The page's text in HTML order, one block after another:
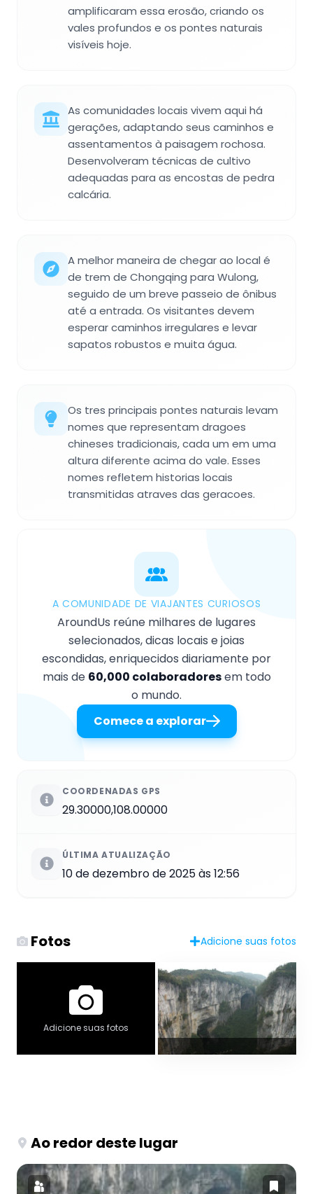
amplificaram essa erosão, criando os
vales profundos e os pontes naturais
visíveis hoje.
As comunidades locais vivem aqui há
gerações, adaptando seus caminhos e
assentamentos à paisagem rochosa.
Desenvolveram técnicas de cultivo
adequadas para as encostas de pedra
calcária.
A melhor maneira de chegar ao local é
de trem de Chongqing para Wulong,
seguido de um breve passeio de ônibus
até a entrada. Os visitantes devem
esperar caminhos irregulares e levar
sapatos robustos e muita água.
Os tres principais pontes naturais levam
nomes que representam dragoes
chineses tradicionais, cada um em uma
altura diferente acima do vale. Esses
nomes refletem historias locais
transmitidas atraves das geracoes.
A COMUNIDADE DE VIAJANTES CURIOSOS
AroundUs reúne milhares de lugares
selecionados, dicas locais e joias
escondidas, enriquecidos diariamente por
mais de 60,000 colaboradoresem todo
o mundo.
Comece a explorar
COORDENADAS GPS
29.30000,108.00000
ÚLTIMA ATUALIZAÇÃO
10 de dezembro de 2025 às 12:56
Fotos Adicione suas fotos
Adicione suas fotos
Ao redor deste lugar